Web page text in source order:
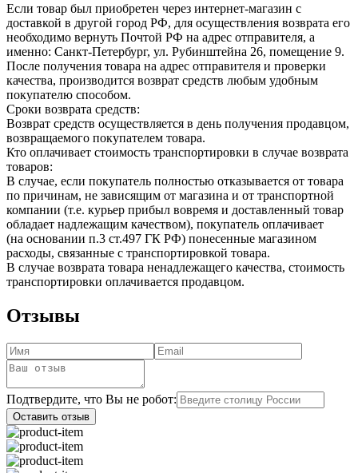
Если товар был приобретен через интернет-магазин с
доставкой в другой город РФ, для осуществления возврата его
необходимо вернуть Почтой РФ на адрес отправителя, а
именно: Санкт-Петербург, ул. Рубинштейна 26, помещение 9.
После получения товара на адрес отправителя и проверки
качества, производится возврат средств любым удобным
покупателю способом.
Сроки возврата средств:
Возврат средств осуществляется в день получения продавцом,
возвращаемого покупателем товара.
Кто оплачивает стоимость транспортировки в случае возврата
товаров:
В случае, если покупатель полностью отказывается от товара
по причинам, не зависящим от магазина и от транспортной
компании (т.е. курьер прибыл вовремя и доставленный товар
обладает надлежащим качеством), покупатель оплачивает
(на основании п.3 ст.497 ГК РФ) понесенные магазином
расходы, связанные с транспортировкой товара.
В случае возврата товара ненадлежащего качества, стоимость
транспортировки оплачивается продавцом.
Отзывы
Подтвердите, что Вы не робот:
Оставить отзыв